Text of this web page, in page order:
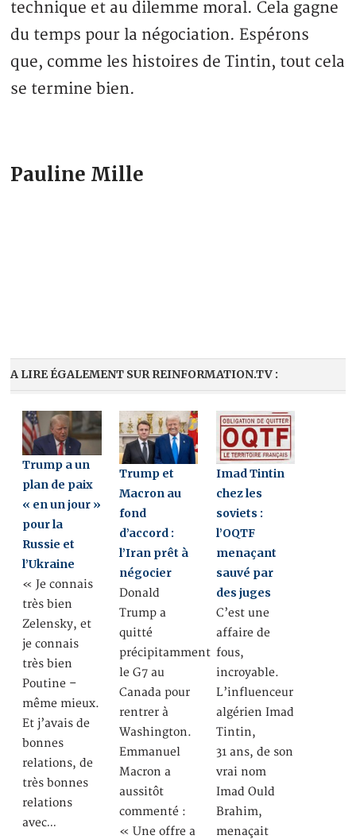
technique et au dilemme moral. Cela gagne
du temps pour la négociation. Espérons
que, comme les histoires de Tintin, tout cela
se termine bien.
Pauline Mille
A LIRE ÉGALEMENT SUR REINFORMATION.TV :
Trump a un
plan de paix
« en un jour »
pour la
Russie et
l’Ukraine
« Je connais
très bien
Zelensky, et
je connais
très bien
Poutine –
même mieux.
Et j’avais de
bonnes
relations, de
très bonnes
relations
avec…
Trump et
Macron au
fond
d’accord :
l’Iran prêt à
négocier
Donald
Trump a
quitté
précipitamment
le G7 au
Canada pour
rentrer à
Washington.
Emmanuel
Macron a
aussitôt
commenté :
« Une offre a
Imad Tintin
chez les
soviets :
l’OQTF
menaçant
sauvé par
des juges
C’est une
affaire de
fous,
incroyable.
L’influenceur
algérien Imad
Tintin,
31 ans, de son
vrai nom
Imad Ould
Brahim,
menaçait